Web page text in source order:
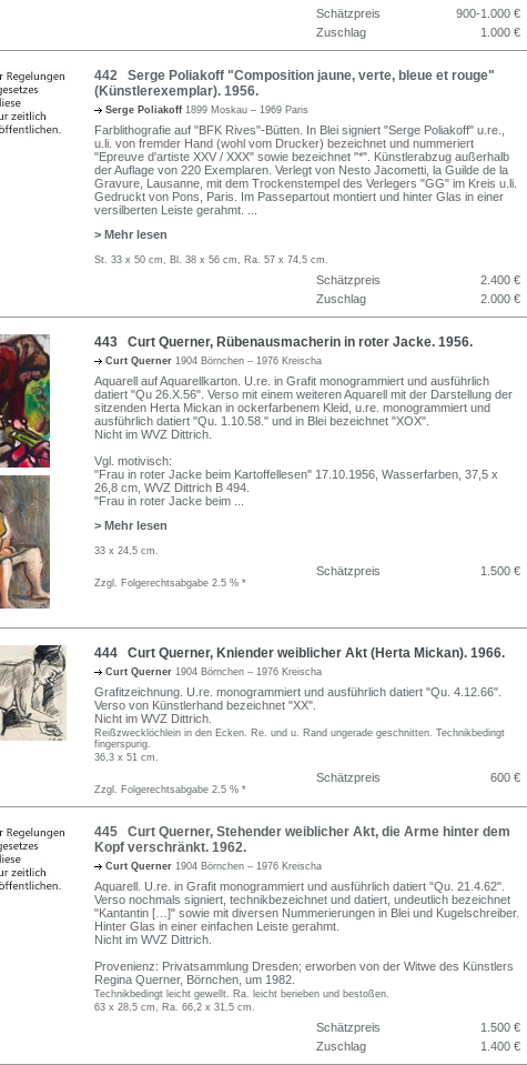
Schätzpreis
900-1.000 €
Zuschlag
1.000 €
442 Serge Poliakoff "Composition jaune, verte, bleue et rouge"
(Künstlerexemplar). 1956.
Serge Poliakoff 1899 Moskau – 1969 Paris
Farblithografie auf "BFK Rives"-Bütten. In Blei signiert "Serge Poliakoff" u.re.,
u.li. von fremder Hand (wohl vom Drucker) bezeichnet und nummeriert
"Epreuve d'artiste XXV / XXX" sowie bezeichnet "*". Künstlerabzug außerhalb
der Auflage von 220 Exemplaren. Verlegt von Nesto Jacometti, la Guilde de la
Gravure, Lausanne, mit dem Trockenstempel des Verlegers "GG" im Kreis u.li.
Gedruckt von Pons, Paris. Im Passepartout montiert und hinter Glas in einer
versilberten Leiste gerahmt.
> Mehr lesen
St. 33 x 50 cm, Bl. 38 x 56 cm, Ra. 57 x 74,5 cm.
Schätzpreis
2.400 €
Zuschlag
2.000 €
443 Curt Querner, Rübenausmacherin in roter Jacke. 1956.
Curt Querner 1904 Börnchen – 1976 Kreischa
Aquarell auf Aquarellkarton. U.re. in Grafit monogrammiert und ausführlich
datiert "Qu 26.X.56". Verso mit einem weiteren Aquarell mit der Darstellung der
sitzenden Herta Mickan in ockerfarbenem Kleid, u.re. monogrammiert und
ausführlich datiert "Qu. 1.10.58." und in Blei bezeichnet "XOX".
Nicht im WVZ Dittrich.
Vgl. motivisch:
"Frau in roter Jacke beim Kartoffellesen" 17.10.1956, Wasserfarben, 37,5 x
26,8 cm, WVZ Dittrich B 494.
"Frau in roter Jacke beim
> Mehr lesen
33 x 24,5 cm.
Schätzpreis 1.500 €
Zzgl. Folgerechtsabgabe 2.5 % *
444 Curt Querner, Kniender weiblicher Akt (Herta Mickan). 1966.
Curt Querner 1904 Börnchen – 1976 Kreischa
Grafitzeichnung. U.re. monogrammiert und ausführlich datiert "Qu. 4.12.66".
Verso von Künstlerhand bezeichnet "XX".
Nicht im WVZ Dittrich.
Reißzwecklöchlein in den Ecken. Re. und u. Rand ungerade geschnitten. Technikbedingt
fingerspurig.
36,3 x 51 cm.
Schätzpreis 600 €
Zzgl. Folgerechtsabgabe 2.5 % *
445 Curt Querner, Stehender weiblicher Akt, die Arme hinter dem
Kopf verschränkt. 1962.
Curt Querner 1904 Börnchen – 1976 Kreischa
Aquarell. U.re. in Grafit monogrammiert und ausführlich datiert "Qu. 21.4.62".
Verso nochmals signiert, technikbezeichnet und datiert, undeutlich bezeichnet
"Kantantin […]" sowie mit diversen Nummerierungen in Blei und Kugelschreiber.
Hinter Glas in einer einfachen Leiste gerahmt.
Nicht im WVZ Dittrich.
Provenienz: Privatsammlung Dresden; erworben von der Witwe des Künstlers
Regina Querner, Börnchen, um 1982.
Technikbedingt leicht gewellt. Ra. leicht berieben und bestoßen.
63 x 28,5 cm, Ra. 66,2 x 31,5 cm.
Schätzpreis
1.500 €
Zuschlag
1.400 €